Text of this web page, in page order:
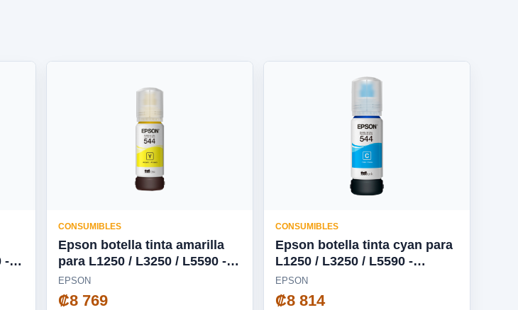
CONSUMIBLES
Epson botella tinta amarilla
para L1250 / L3250 / L5590 -
T544420-AL
EPSON
₡8 769
CONSUMIBLES
Epson botella tinta cyan para
L1250 / L3250 / L5590 -
T544220-AL
EPSON
₡8 814